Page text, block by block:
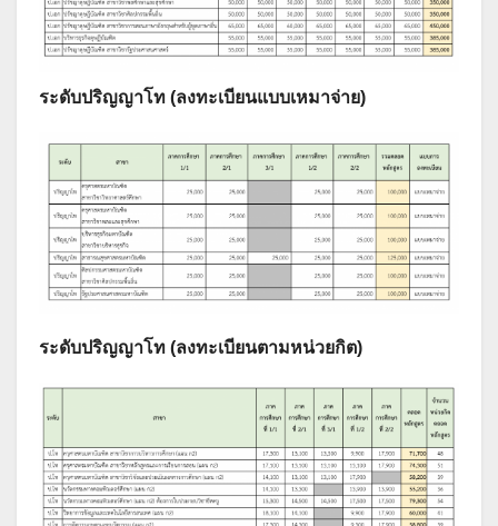
ระดับปริญญาโท (ลงทะเบียนแบบเหมาจ่าย)
ระดับปริญญาโท (ลงทะเบียนตามหน่วยกิต)